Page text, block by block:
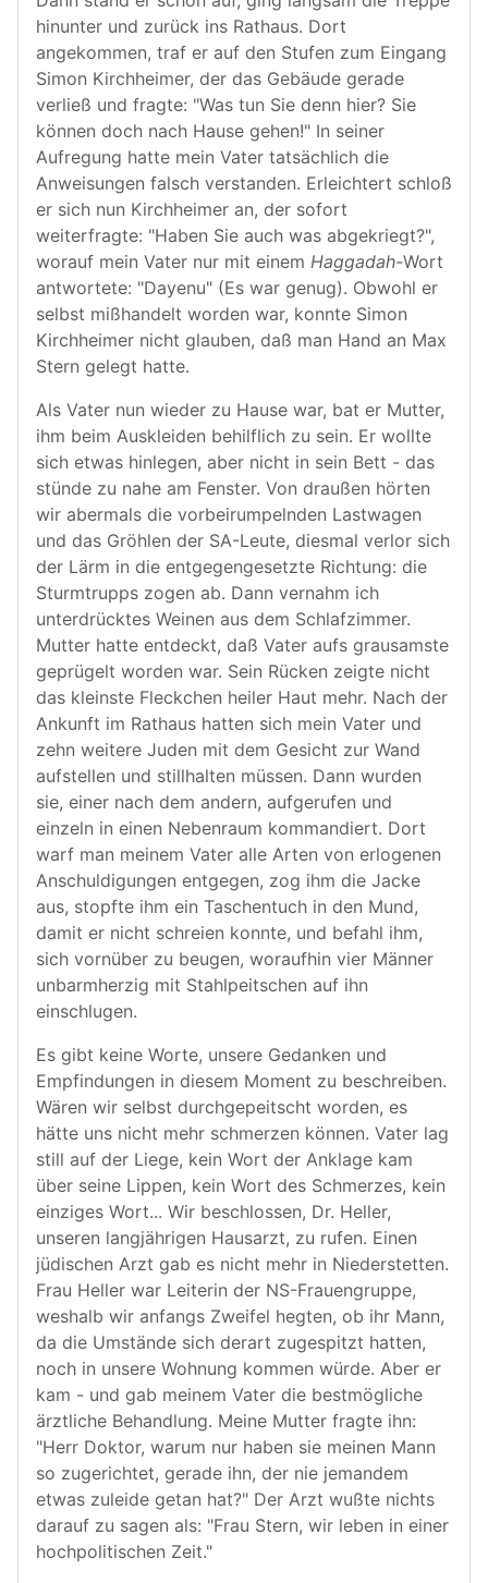
hinunter und zurück ins Rathaus. Dort
angekommen, traf er auf den Stufen zum Eingang
Simon Kirchheimer, der das Gebäude gerade
verließ und fragte: "Was tun Sie denn hier? Sie
können doch nach Hause gehen!" In seiner
Aufregung hatte mein Vater tatsächlich die
Anweisungen falsch verstanden. Erleichtert schloß
er sich nun Kirchheimer an, der sofort
weiterfragte: "Haben Sie auch was abgekriegt?",
worauf mein Vater nur mit einem Haggadah-Wort
antwortete: "Dayenu" (Es war genug). Obwohl er
selbst mißhandelt worden war, konnte Simon
Kirchheimer nicht glauben, daß man Hand an Max
Stern gelegt hatte.
Als Vater nun wieder zu Hause war, bat er Mutter,
ihm beim Auskleiden behilflich zu sein. Er wollte
sich etwas hinlegen, aber nicht in sein Bett - das
stünde zu nahe am Fenster. Von draußen hörten
wir abermals die vorbeirumpelnden Lastwagen
und das Gröhlen der SA-Leute, diesmal verlor sich
der Lärm in die entgegengesetzte Richtung: die
Sturmtrupps zogen ab. Dann vernahm ich
unterdrücktes Weinen aus dem Schlafzimmer.
Mutter hatte entdeckt, daß Vater aufs grausamste
geprügelt worden war. Sein Rücken zeigte nicht
das kleinste Fleckchen heiler Haut mehr. Nach der
Ankunft im Rathaus hatten sich mein Vater und
zehn weitere Juden mit dem Gesicht zur Wand
aufstellen und stillhalten müssen. Dann wurden
sie, einer nach dem andern, aufgerufen und
einzeln in einen Nebenraum kommandiert. Dort
warf man meinem Vater alle Arten von erlogenen
Anschuldigungen entgegen, zog ihm die Jacke
aus, stopfte ihm ein Taschentuch in den Mund,
damit er nicht schreien konnte, und befahl ihm,
sich vornüber zu beugen, woraufhin vier Männer
unbarmherzig mit Stahlpeitschen auf ihn
einschlugen.
Es gibt keine Worte, unsere Gedanken und
Empfindungen in diesem Moment zu beschreiben.
Wären wir selbst durchgepeitscht worden, es
hätte uns nicht mehr schmerzen können. Vater lag
still auf der Liege, kein Wort der Anklage kam
über seine Lippen, kein Wort des Schmerzes, kein
einziges Wort... Wir beschlossen, Dr. Heller,
unseren langjährigen Hausarzt, zu rufen. Einen
jüdischen Arzt gab es nicht mehr in Niederstetten.
Frau Heller war Leiterin der NS-Frauengruppe,
weshalb wir anfangs Zweifel hegten, ob ihr Mann,
da die Umstände sich derart zugespitzt hatten,
noch in unsere Wohnung kommen würde. Aber er
kam - und gab meinem Vater die bestmögliche
ärztliche Behandlung. Meine Mutter fragte ihn:
"Herr Doktor, warum nur haben sie meinen Mann
so zugerichtet, gerade ihn, der nie jemandem
etwas zuleide getan hat?" Der Arzt wußte nichts
darauf zu sagen als: "Frau Stern, wir leben in einer
hochpolitischen Zeit."